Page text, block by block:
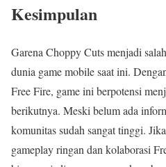
Kesimpulan
Garena Choppy Cuts menjadi
dunia game mobile saat ini.
Free Fire, game ini berpotensi
berikutnya. Meski belum ada
komunitas sudah sangat tinggi.
gameplay ringan dan kolaborasi